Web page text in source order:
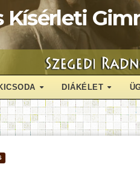
Kísérleti
DIÁKÉLET